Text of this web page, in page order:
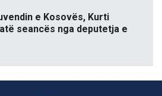
e Kosovës, Kurti
seancës nga deputetja e